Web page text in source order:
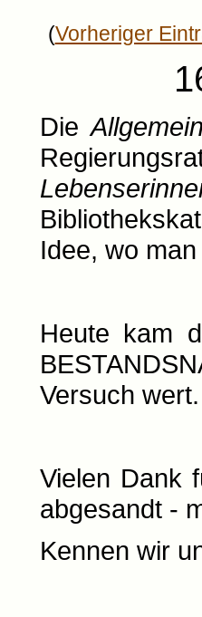
(Vorheriger
Die
Idee, wo
Heute kam
Versuch
Vielen Dank
abgesandt -
Kennen wir